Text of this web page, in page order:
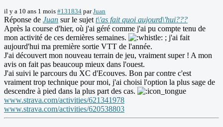
il y a 10 ans 1 mois #131834 parJuan
Réponse de Juan sur le sujet t\'as fait quoi aujourd\'hui???
Après la course d'hier, où j'ai géré comme j'ai pu compte tenu de
mon activité de ces dernières semaines.
; j'ai fait
aujourd'hui ma première sortie VTT de l'année.
J'ai découvert mon nouveau terrain de jeu, vraiment super ! A mon
avis on fait pas beaucoup mieux dans l'ouest.
J'ai suivi le parcours du XC d'Ecouves. Bon par contre c'est
vraiment trop technique pour moi, j'ai choisi l'option la plus sage de
descendre à pied dans la plus part des cas.
www.strava.com/activities/621341978
www.strava.com/activities/620538803